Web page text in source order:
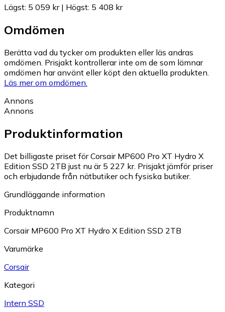
Lägst: 5 059 kr| Högst: 5 408 kr
Omdömen
Berätta vad du tycker om produkten eller läs andras
omdömen. Prisjakt kontrollerar inte om de som lämnar
omdömen har använt eller köpt den aktuella produkten.
Läs mer om omdömen.
Annons
Annons
Produktinformation
Det billigaste priset för Corsair MP600 Pro XT Hydro X
Edition SSD 2TB just nu är 5 227 kr. Prisjakt jämför priser
och erbjudande från nätbutiker och fysiska butiker.
Grundläggande information
Produktnamn
Corsair MP600 Pro XT Hydro X Edition SSD 2TB
Varumärke
Corsair
Kategori
Intern SSD